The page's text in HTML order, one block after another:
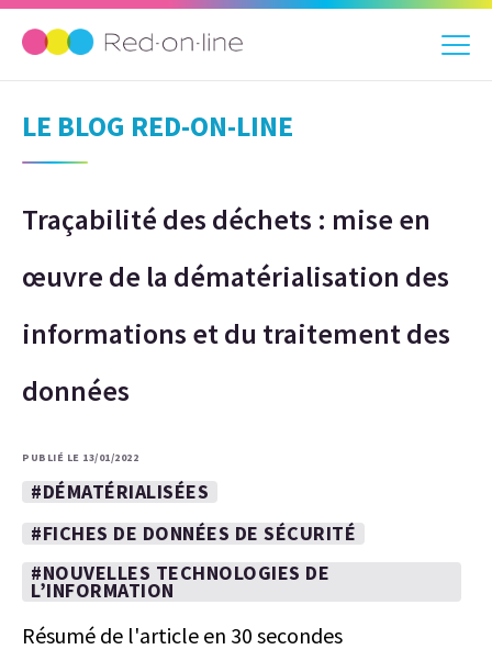
LE BLOG RED-ON-LINE
Traçabilité des déchets : mise en
œuvre de la dématérialisation des
informations et du traitement des
données
PUBLIÉ LE 13/01/2022
#DÉMATÉRIALISÉES
#FICHES DE DONNÉES DE SÉCURITÉ
#NOUVELLES TECHNOLOGIES DE
L’INFORMATION
Résumé de l'article en 30 secondes